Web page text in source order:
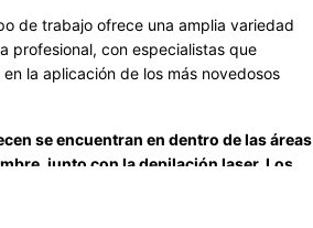
de trabajo ofrece una amplia variedad
profesional, con especialistas que
la aplicación de los más novedosos
se encuentran en dentro de las áreas
junto con la depilación laser. Los
institución tienen una vocación
positivos para favorecer tanto la